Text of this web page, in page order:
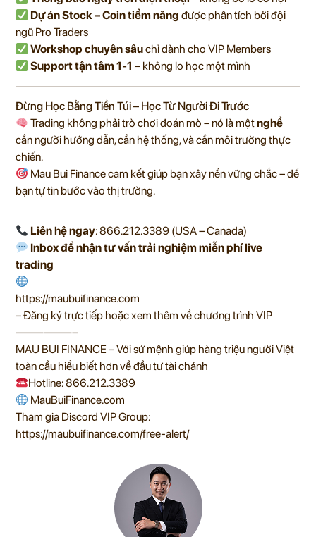
Dự án Stock – Coin tiềm năng được phân tích bởi đội
ngũ Pro Traders
Workshop chuyên sâuchỉ dành cho VIP Members
Support tận tâm 1-1 – không lo học một mình
Đừng Học Bằng Tiền Túi – Học Từ Người Đi Trước
Trading không phải trò chơi đoán mò – nó là mộtnghề
cần người hướng dẫn, cần hệ thống, và cần môi trường thực
chiến.
Mau Bui Finance cam kết giúp bạn xây nền vững chắc – để
bạn tự tin bước vào thị trường.
Liên hệ ngay: 866.212.3389 (USA – Canada)
Inbox để nhận tư vấn trải nghiệm miễn phí live
trading
https://maubuifinance.com
– Đăng ký trực tiếp hoặc xem thêm về chương trình VIP
——————–
MAU BUI FINANCE – Với sứ mệnh giúp hàng triệu người Việt
toàn cầu hiểu biết hơn về đầu tư tài chánh
Hotline: 866.212.3389
MauBuiFinance.com
Tham gia Discord VIP Group:
https://maubuifinance.com/free-alert/